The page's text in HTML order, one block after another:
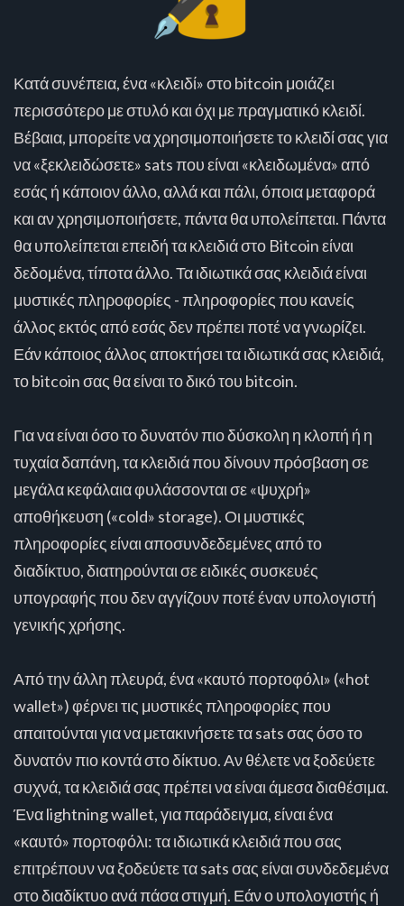
Κατά συνέπεια, ένα «κλειδί» στο bitcoin μοιάζει
περισσότερο με στυλό και όχι με πραγματικό κλειδί.
Βέβαια, μπορείτε να χρησιμοποιήσετε το κλειδί σας για
να «ξεκλειδώσετε» sats που είναι «κλειδωμένα» από
εσάς ή κάποιον άλλο, αλλά και πάλι, όποια μεταφορά
και αν χρησιμοποιήσετε, πάντα θα υπολείπεται. Πάντα
θα υπολείπεται επειδή τα κλειδιά στο Bitcoin είναι
δεδομένα, τίποτα άλλο. Τα ιδιωτικά σας κλειδιά είναι
μυστικές πληροφορίες - πληροφορίες που κανείς
άλλος εκτός από εσάς δεν πρέπει ποτέ να γνωρίζει.
Εάν κάποιος άλλος αποκτήσει τα ιδιωτικά σας κλειδιά,
το bitcoin σας θα είναι το δικό του bitcoin.
Για να είναι όσο το δυνατόν πιο δύσκολη η κλοπή ή η
τυχαία δαπάνη, τα κλειδιά που δίνουν πρόσβαση σε
μεγάλα κεφάλαια φυλάσσονται σε «ψυχρή»
αποθήκευση («cold» storage). Οι μυστικές
πληροφορίες είναι αποσυνδεδεμένες από το
διαδίκτυο, διατηρούνται σε ειδικές συσκευές
υπογραφής που δεν αγγίζουν ποτέ έναν υπολογιστή
γενικής χρήσης.
Από την άλλη πλευρά, ένα «καυτό πορτοφόλι» («hot
wallet») φέρνει τις μυστικές πληροφορίες που
απαιτούνται για να μετακινήσετε τα sats σας όσο το
δυνατόν πιο κοντά στο δίκτυο. Αν θέλετε να ξοδεύετε
συχνά, τα κλειδιά σας πρέπει να είναι άμεσα διαθέσιμα.
Ένα lightning wallet, για παράδειγμα, είναι ένα
«καυτό» πορτοφόλι: τα ιδιωτικά κλειδιά που σας
επιτρέπουν να ξοδεύετε τα sats σας είναι συνδεδεμένα
στο διαδίκτυο ανά πάσα στιγμή. Εάν ο υπολογιστής ή